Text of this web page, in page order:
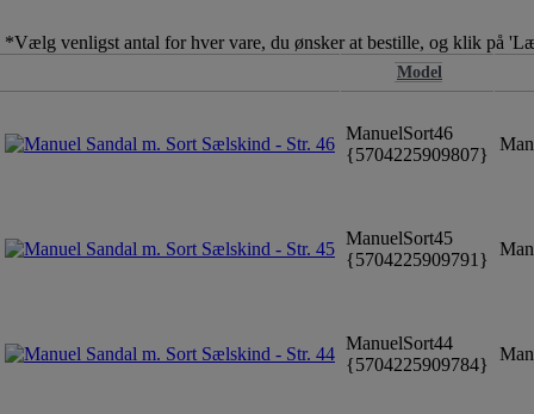
*Vælg venligst antal for hver vare, du ønsker at bestille, og klik på
Model
ManuelSort46
{5704225909807}
ManuelSort45
{5704225909791}
ManuelSort44
{5704225909784}